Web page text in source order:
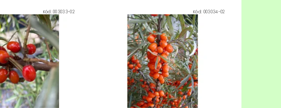
Kód:003033-02 Kód: 003034-02